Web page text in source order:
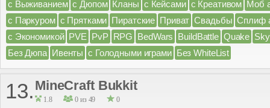
с Выживанием с Дюпом Кланы с Кейсами с Креативом Моб
с Паркуром с Прятками Пиратские Приват Свадьбы Сплиф
с Экономикой PVE PvP RPG BedWars BuildBattle Quake
Без Дюпа Ивенты с Голодными играми Без WhiteList
13. MineCraft Bukkit
1.8 0 из 49 0